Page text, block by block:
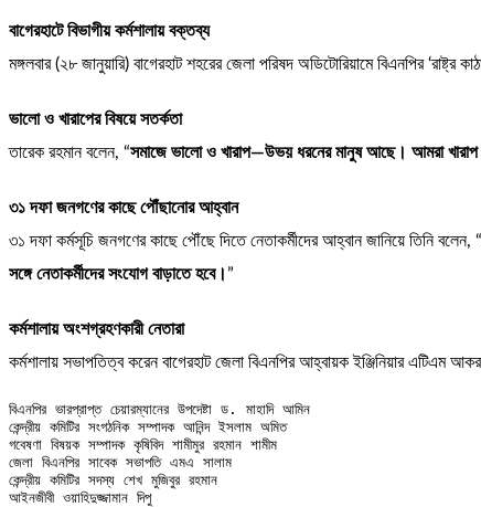
বাগেরহাটে বিভাগীয় কর্মশালায় বক্তব্য
মঙ্গলবার (২৮ জানুয়ারি) বাগেরহাট শহরের জেলা পরিষদ অডিটোরিয়ামে বিএনপির
ভালো ও খারাপের বিষয়ে সতর্কতা
তারেক রহমান বলেন, “সমাজে ভালো ও খারাপ—উভয় ধরনের মানুষ আছে। আমরা খারাপ
৩১ দফা জনগণের কাছে পৌঁছানোর আহ্বান
৩১ দফা কর্মসূচি জনগণের কাছে পৌঁছে দিতে নেতাকর্মীদের আহ্বান জানিয়ে তিনি বলেন, “
সঙ্গে নেতাকর্মীদের সংযোগ বাড়াতে হবে। ”
কর্মশালায় অংশগ্রহণকারী নেতারা
কর্মশালায় সভাপতিত্ব করেন বাগেরহাট জেলা বিএনপির আহ্বায়ক ইঞ্জিনিয়ার এটিএম
বিএনপির ভারপ্রাপ্ত চেয়ারম্যানের উপদেষ্টা ড. মাহাদি আমিন
কেন্দ্রীয় কমিটির সংগঠনিক সম্পাদক আনিন্দ ইসলাম অমিত
গবেষণা বিষয়ক সম্পাদক কৃষিবিদ শামীমুর রহমান শামীম
জেলা বিএনপির সাবেক সভাপতি এমএ সালাম
কেন্দ্রীয় কমিটির সদস্য শেখ মুজিবুর রহমান
আইনজীবী ওয়াহিদুজ্জামান দিপু